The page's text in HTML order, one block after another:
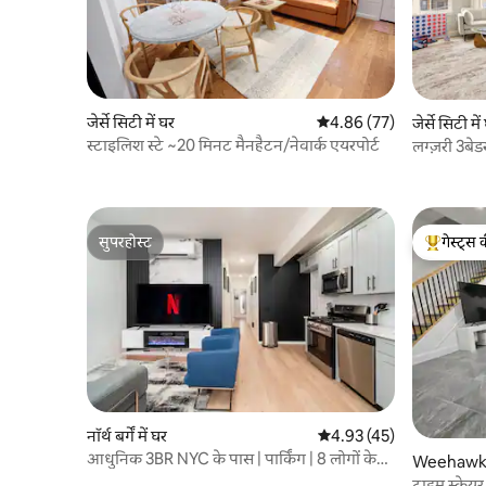
जेर्से सिटी में घर औसत रेटिंग 5 में से 4.86, 77
4.86 (77)
स्टाइलिश स्टे ~20 मिनट मैनहैटन/नेवार्क एयरपोर्ट
जेर्से सिटी में
लग्ज़री
सुपरहोस्ट
सुपरहोस्ट
नॉर्थ बर्गें में घर औसत रेटिंग 5 में से 4.93, 45
4.93 (45)
आधुनिक 3BR NYC के पास | पार्किंग | 8 लोगों के
गेस्ट्स का
गेस्ट्स